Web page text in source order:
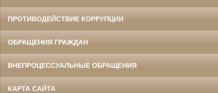
ПРОТИВОДЕЙСТВИЕ КОРРУПЦИИ
ОБРАЩЕНИЯ ГРАЖДАН
ВНЕПРОЦЕССУАЛЬНЫЕ ОБРАЩЕНИЯ
КАРТА САЙТА